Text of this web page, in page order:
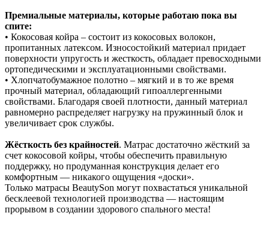
Премиальные материалы, которые работаю пока вы
спите:
• Кокосовая койра – состоит из кокосовых волокон,
пропитанных латексом. Износостойкий материал придает
поверхности упругость и жесткость, обладает превосходными
ортопедическими и эксплуатационными свойствами.
• Хлопчатобумажное полотно – мягкий и в то же время
прочный материал, обладающий гипоаллергенными
свойствами. Благодаря своей плотности, данный материал
равномерно распределяет нагрузку на пружинный блок и
увеличивает срок службы.
Жёсткость без крайностей. Матрас достаточно жёсткий за
счет кокосовой койры, чтобы обеспечить правильную
поддержку, но продуманная конструкция делает его
комфортным — никакого ощущения «доски».
Только матрасы BeautySon могут похвастаться уникальной
бесклеевой технологией производства — настоящим
прорывом в создании здорового спального места!